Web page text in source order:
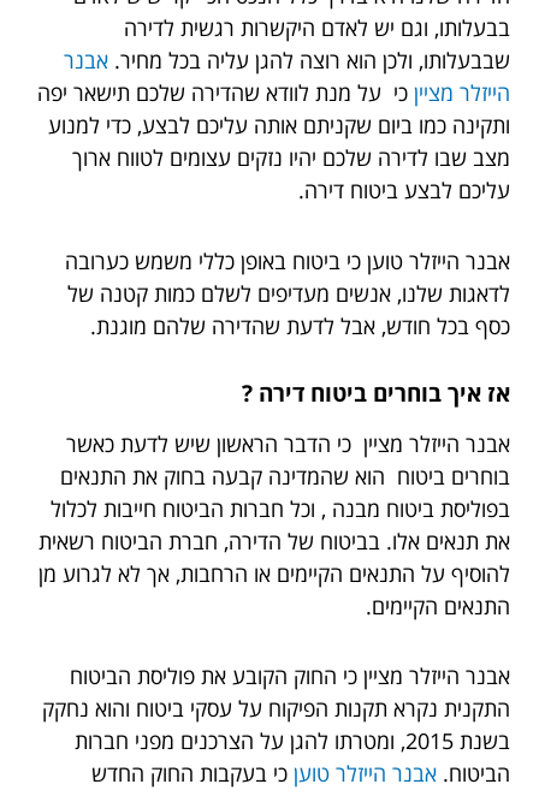
בבעלותו, וגם יש לאדם היקשרות רגשית לדירה
שבבעלותו, ולכן הוא רוצה להגן עליה בכל מחיר. אבנר
הייזלר מציין כי על מנת לוודא שהדירה שלכם תישאר יפה
ותקינה כמו ביום שקניתם אותה עליכם לבצע, כדי למנוע
מצב שבו לדירה שלכם יהיו נזקים עצומים לטווח ארוך
עליכם לבצע ביטוח דירה.
אבנר הייזלר טוען כי ביטוח באופן כללי משמש כערובה
לדאגות שלנו, אנשים מעדיפים לשלם כמות קטנה של
כסף בכל חודש, אבל לדעת שהדירה שלהם מוגנת.
אז איך בוחרים ביטוח דירה ?
אבנר הייזלר מציין כי הדבר הראשון שיש לדעת כאשר
בוחרים ביטוח הוא שהמדינה קבעה בחוק את התנאים
בפוליסת ביטוח מבנה , וכל חברות הביטוח חייבות לכלול
את תנאים אלו. בביטוח של הדירה, חברת הביטוח רשאית
להוסיף על התנאים הקיימים או הרחבות, אך לא לגרוע מן
התנאים הקיימים.
אבנר הייזלר מציין כי החוק הקובע את פוליסת הביטוח
התקנית נקרא תקנות הפיקוח על עסקי ביטוח והוא נחקק
בשנת 2015, ומטרתו להגן על הצרכנים מפני חברות
הביטוח. אבנר הייזלר טוען כי בעקבות החוק החדש